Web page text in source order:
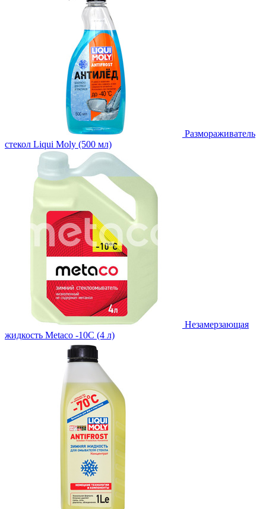
Размораживатель
стекол Liqui Moly (500 мл)
Незамерзающая
жидкость Metaco -10C (4 л)